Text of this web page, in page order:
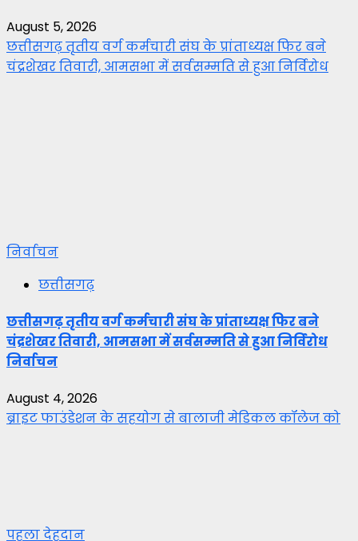
August 5, 2026
छत्तीसगढ़ तृतीय वर्ग कर्मचारी संघ के प्रांताध्यक्ष फिर बने
चंद्रशेखर तिवारी, आमसभा में सर्वसम्मति से हुआ निर्विरोध
निर्वाचन
छत्तीसगढ़
छत्तीसगढ़ तृतीय वर्ग कर्मचारी संघ के प्रांताध्यक्ष फिर बने
चंद्रशेखर तिवारी, आमसभा में सर्वसम्मति से हुआ निर्विरोध
निर्वाचन
August 4, 2026
ब्राइट फाउंडेशन के सहयोग से बालाजी मेडिकल कॉलेज को
पहला देहदान